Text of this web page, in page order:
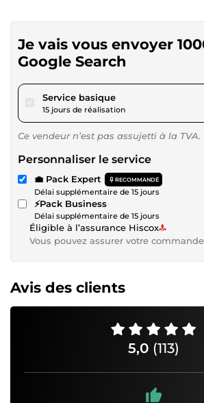
Je vais vous envoyer
Google Search
Service basiquepour 17,34 $US
15 jours de réalisation
Ce vendeur n’est pas assujetti à la TVA.
Personnaliser le service
💼 Pack Expert RECOMMANDÉ
Délai supplémentaire de 15 jours
⚡Pack Business
Délai supplémentaire de 15 jours
Éligible à l’assurance Hiscox
Vous pouvez assurer votre
Avis des clients
5,0 (113)